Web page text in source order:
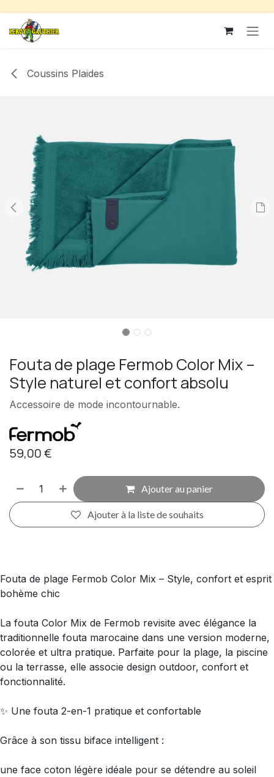
Se rendre au contenu
Coussins Plaides
Fouta de plage Fermob Color Mix –
Style naturel et confort absolu
Accessoire de mode incontournable.
59,00€
Ajouter au panier
Ajouter à la liste de souhaits
Fouta de plage Fermob Color Mix – Style, confort et esprit
bohème chic
La fouta Color Mix de Fermob revisite avec élégance la
traditionnelle fouta marocaine dans une version moderne,
colorée et ultra pratique. Parfaite pour la plage, la piscine
ou la terrasse, elle associe design outdoor, confort et
fonctionnalité.
✨ Une fouta 2-en-1 pratique et confortable
Grâce à son tissu biface intelligent :
une face coton légère idéale pour se détendre au soleil